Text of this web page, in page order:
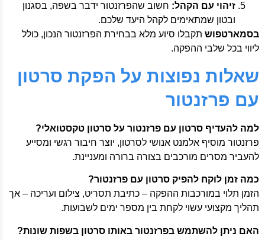
זיהוי עם הקהל: חשוב שהפרזנטור ידבר בשפה, בסגנון
ובטון שמתאימים לקהל היעד שלכם.
בסמארטפוש תקבלו סיוע מלא בבחירת הפרזנטור הנכון, כולל
ליווי בכל שלבי ההפקה.
שאלות נפוצות על הפקת סרטון
עם פרזנטור
למה להעדיף סרטון עם פרזנטור על סרטון טקסטואלי?
פרזנטור מוסיף אלמנט אנושי לסרטון, יוצר חיבור רגשי ומסייע
להעביר מסרים מורכבים בצורה ברורה ומעניינת.
כמה זמן לוקח להפיק סרטון עם פרזנטור?
הזמן תלוי במורכבות ההפקה – כתיבת תסריט, צילום ועריכה – אך
תהליך מקצועי עשוי לקחת בין מספר ימים לשבועות.
האם ניתן להשתמש בפרזנטור באותו סרטון בשפות שונות?